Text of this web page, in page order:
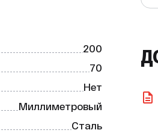
200
70
Нет
Миллиметровый
Сталь